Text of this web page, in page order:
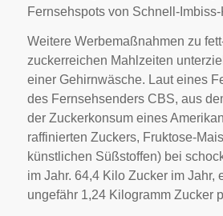
Fernsehspots von Schnell-
Weitere Werbemaßnahmen zu
zuckerreichen Mahlzeiten
einer Gehirnwäsche. Laut eines
des Fernsehsenders CBS, aus
der Zuckerkonsum eines
raffinierten Zuckers, Fruktose-
künstlichen Süßstoffen) bei
im Jahr. 64,4 Kilo Zucker im Jahr,
ungefähr 1,24 Kilogramm Zucker